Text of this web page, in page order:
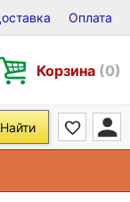
CD и DVDОплата
Корзина (0)
Найти